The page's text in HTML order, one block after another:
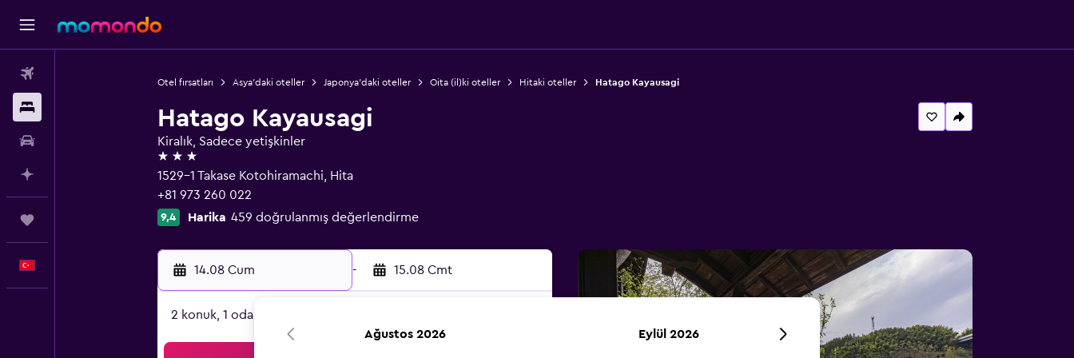
Otel fırsatları Asya'daki oteller Japonya'daki oteller Oita (il)ki oteller Hitaki oteller Hatago Kayausagi
Hatago Kayausagi
Kiralık, Sadece yetişkinler
3 yıldız
1529-1 Takase Kotohiramachi, Hita
+81 973 260 022
9,4 Harika 459 doğrulanmış değerlendirme
14.08 Cum - 15.08 Cmt
2 konuk, 1 oda
Ağustos 2026 Eylül 2026